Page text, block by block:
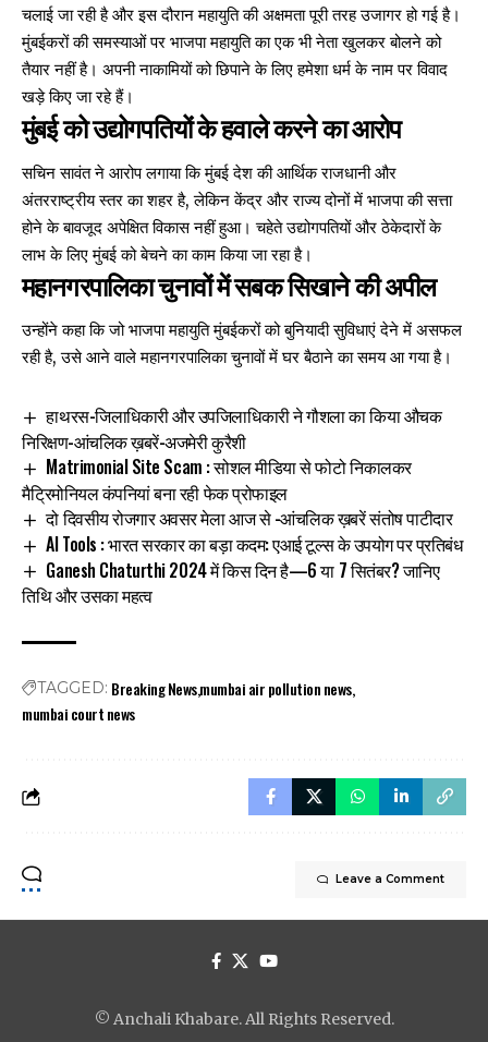
चलाई जा रही है और इस दौरान महायुति की अक्षमता पूरी तरह उजागर हो गई है।
मुंबईकरों की समस्याओं पर भाजपा महायुति का एक भी नेता खुलकर बोलने को
तैयार नहीं है। अपनी नाकामियों को छिपाने के लिए हमेशा धर्म के नाम पर विवाद
खड़े किए जा रहे हैं।
मुंबई को उद्योगपतियों के हवाले करने का आरोप
सचिन सावंत ने आरोप लगाया कि मुंबई देश की आर्थिक राजधानी और
अंतरराष्ट्रीय स्तर का शहर है, लेकिन केंद्र और राज्य दोनों में भाजपा की सत्ता
होने के बावजूद अपेक्षित विकास नहीं हुआ। चहेते उद्योगपतियों और ठेकेदारों के
लाभ के लिए मुंबई को बेचने का काम किया जा रहा है।
महानगरपालिका चुनावों में सबक सिखाने की अपील
उन्होंने कहा कि जो भाजपा महायुति मुंबईकरों को बुनियादी सुविधाएं देने में असफल
रही है, उसे आने वाले महानगरपालिका चुनावों में घर बैठाने का समय आ गया है।
हाथरस-जिलाधिकारी और उपजिलाधिकारी ने गौशला का किया औचक
निरिक्षण-आंचलिक ख़बरें-अजमेरी कुरैशी
Matrimonial Site Scam : सोशल मीडिया से फोटो निकालकर
मैट्रिमोनियल कंपनियां बना रही फेक प्रोफाइल
दो दिवसीय रोजगार अवसर मेला आज से -आंचलिक ख़बरें संतोष पाटीदार
AI Tools : भारत सरकार का बड़ा कदम: एआई टूल्स के उपयोग पर प्रतिबंध
Ganesh Chaturthi 2024 में किस दिन है—6 या 7 सितंबर? जानिए
तिथि और उसका महत्व
TAGGED: Breaking Newsmumbai air pollution news
mumbai court news
Leave a Comment
© Anchali Khabare. All Rights Reserved.